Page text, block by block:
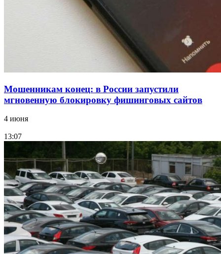
11–13 сентября в рамках Года единства народов
Мошенникам конец: в России запустили
мгновенную блокировку фишинговых сайтов
4 июня
13:07